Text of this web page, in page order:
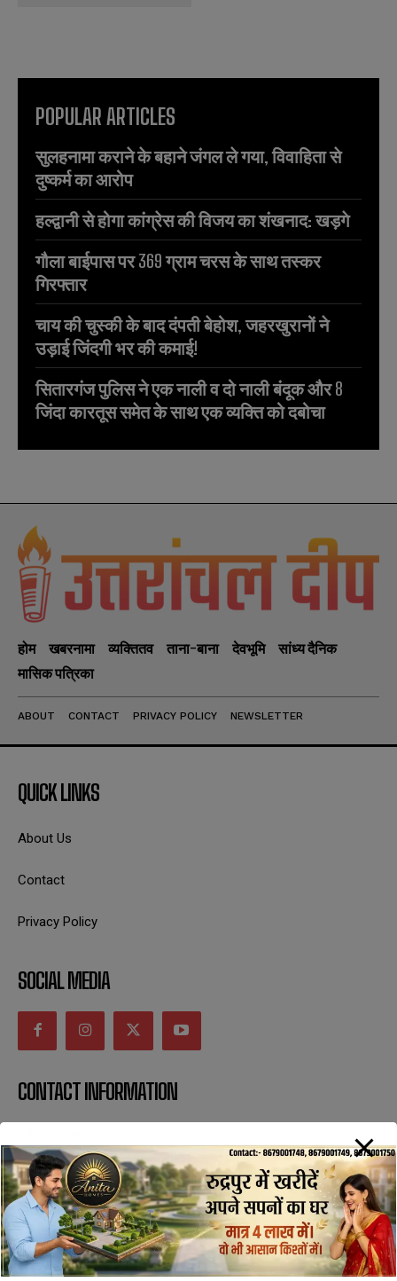
POPULAR ARTICLES
सुलहनामा कराने के बहाने जंगल ले गया, विवाहिता से
दुष्कर्म का आरोप
हल्द्वानी से होगा कांग्रेस की विजय का शंखनाद: खड़गे
गौला बाईपास पर 369 ग्राम चरस के साथ तस्कर
गिरफ्तार
चाय की चुस्की के बाद दंपती बेहोश, जहरखुरानों ने
उड़ाई जिंदगी भर की कमाई!
सितारगंज पुलिस ने एक नाली व दो नाली बंदूक और 8
जिंदा कारतूस समेत के साथ एक व्यक्ति को दबोचा
होम खबरनामा व्यक्तितव ताना-बाना देवभूमि
सांध्य दैनिक
मासिक पत्रिका
ABOUT CONTACT PRIVACY POLICY NEWSLETTER
QUICK LINKS
About Us
Contact
Privacy Policy
SOCIAL MEDIA
CONTACT INFORMATION
SUBSCRIBE NOW
All Rights Reserved with uttaranchaldeep